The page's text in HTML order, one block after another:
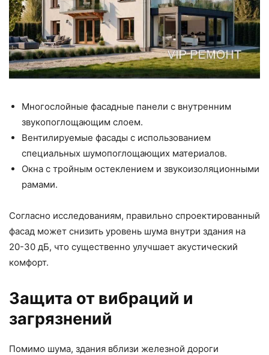
Многослойные фасадные панели с внутренним
звукопоглощающим слоем.
Вентилируемые фасады с использованием
специальных шумопоглощающих материалов.
Окна с тройным остеклением и звукоизоляционными
рамами.
Согласно исследованиям, правильно спроектированный
фасад может снизить уровень шума внутри здания на
20-30 дБ, что существенно улучшает акустический
комфорт.
Защита от вибраций и
загрязнений
Помимо шума, здания вблизи железной дороги